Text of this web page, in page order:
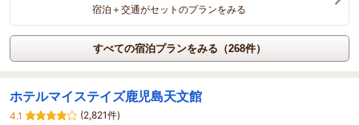
宿泊＋交通がセットのプランをみる
すべての宿泊プランをみる（268件）
ホテルマイステイズ鹿児島天文館
4.1
(2,821件)